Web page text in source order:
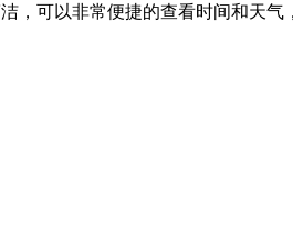
，可以非常便捷的查看时间和天